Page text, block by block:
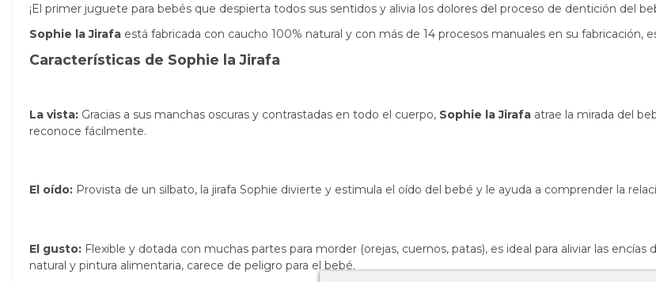
¡El primer juguete para bebés que despierta todos sus sentidos y alivia los dolores del proceso de dentición del
Sophie la Jirafa está fabricada con caucho 100% natural y con más de 14 procesos manuales en su fabricación,
Características de Sophie la Jirafa
La vista: Gracias a sus manchas oscuras y contrastadas en todo el cuerpo, Sophie la Jirafa atrae la mirada del
reconoce fácilmente.
El oído: Provista de un silbato, la jirafa Sophie divierte y estimula el oído del bebé y le ayuda a comprender la
El gusto: Flexible y dotada con muchas partes para morder (orejas, cuernos, patas), es ideal para aliviar las
natural y pintura alimentaria, carece de peligro para el bebé.